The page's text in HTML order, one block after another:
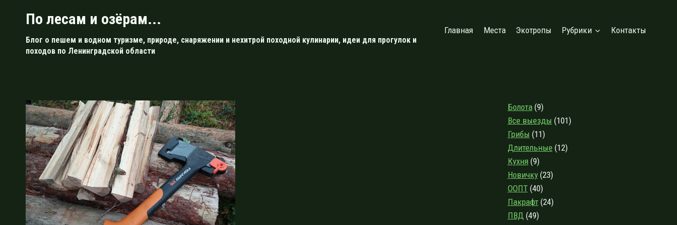
По лесам и озёрам...
Блог о пешем и водном туризме, природе, снаряжении и нехитрой походной кулинарии, идеи для прогулок и
походов по Ленинградской области
Главная Места Экотропы Рубрики Контакты
Болота(9)
Все выезды (101)
Грибы (11)
Длительные(12)
Кухня(9)
Новичку(23)
ООПТ(40)
Пакрафт(24)
ПВД(49)